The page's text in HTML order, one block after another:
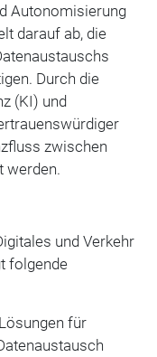
Autonomisierung
darauf ab, die
Durch die
(KI) und
zwischen
werden.
und Verkehr
folgende
für